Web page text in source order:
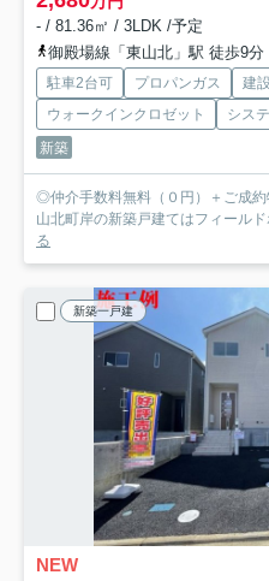
- / 81.36㎡ / 3LDK /予定
御殿場線「東山北」駅 徒歩9分
駐車2台可 プロパンガス 建
ウォークインクロゼット
シス
新築
◎仲介手数料無料（０円）＋ご成約
山北町岸の新築戸建てはフィール
る
新築一戸建
NEW